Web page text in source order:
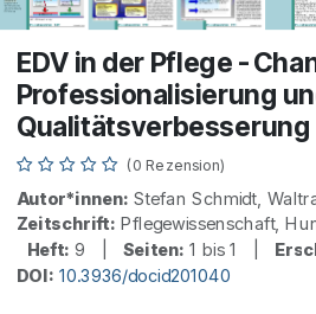
EDV in der Pflege -
Professionalisierung
Qualitätsverbesserung
(0 Rezension)
Autor*innen: Stefan Schmidt,
Zeitschrift: Pflegewissenschaft,
Heft: 9 | Seiten: 1 bis 1 |
DOI: 10.3936/docid201040